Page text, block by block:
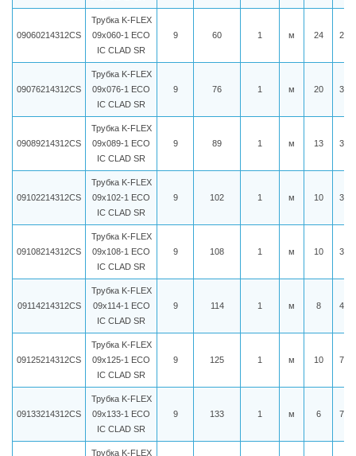
09060214312CS
Трубка K-FLEX
09x060-1 ECO
IC CLAD SR
9 60 1 м 24
09076214312CS
Трубка K-FLEX
09x076-1 ECO
IC CLAD SR
9 76 1 м 20
09089214312CS
Трубка K-FLEX
09x089-1 ECO
IC CLAD SR
9 89 1 м 13
09102214312CS
Трубка K-FLEX
09x102-1 ECO
IC CLAD SR
9 102 1 м 10
09108214312CS
Трубка K-FLEX
09x108-1 ECO
IC CLAD SR
9 108 1 м 10
09114214312CS
Трубка K-FLEX
09x114-1 ECO
IC CLAD SR
9 114 1 м 8
09125214312CS
Трубка K-FLEX
09x125-1 ECO
IC CLAD SR
9 125 1 м 10
09133214312CS
Трубка K-FLEX
09x133-1 ECO
IC CLAD SR
9 133 1 м 6
Трубка K-FLEX